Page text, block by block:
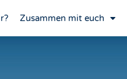
Zusammen mit euch